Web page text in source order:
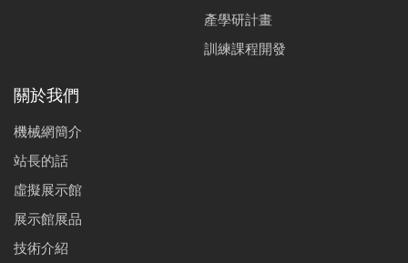
產學研計畫
訓練課程開發
關於我們
機械網簡介
站長的話
虛擬展示館
展示館展品
技術介紹